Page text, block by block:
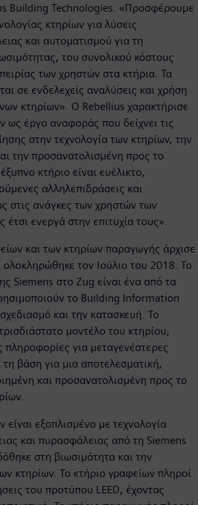
Building Technologies. «Προσφέρουμε
κτηρίων για λύσεις
και αυτοματισμού για τη
του συνολικού κόστους
των χρηστών στα κτήρια. Τα
σε ενδελεχείς αναλύσεις και χρήση
κτηρίων». Ο Rebellius χαρακτήρισε
ως έργο αναφοράς που δείχνει τις
στην τεχνολογία των κτηρίων, την
την προσανατολισμένη προς το
κτήριο είναι ευέλικτο,
αλληλεπιδράσεις και
στις ανάγκες των χρηστών των
ενεργά στην επιτυχία τους».
και των κτηρίων παραγωγής άρχισε
τον Ιούλιο του 2018. Το
Siemens στο Zug είναι ένα από τα
το Building Information
και την κατασκευή. Το
μοντέλο του κτηρίου,
πληροφορίες για μεταγενέστερες
τη βάση για μια αποτελεσματική,
και προσανατολισμένη προς το
εξοπλισμένο με τεχνολογία
και πυρασφάλειας από τη Siemens
στη βιωσιμότητα και την
κτηρίων. Το κτήριο γραφείων πληροί
του προτύπου LEED, έχοντας